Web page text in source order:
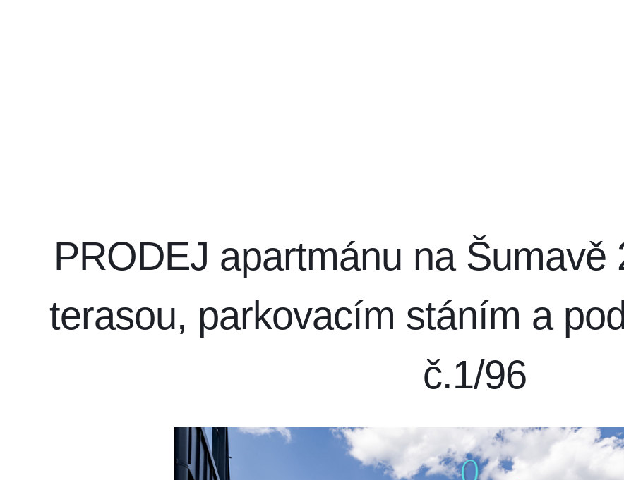
PRODEJ apartmánu na Šumavě
terasou, parkovacím stáním a
č.1/96